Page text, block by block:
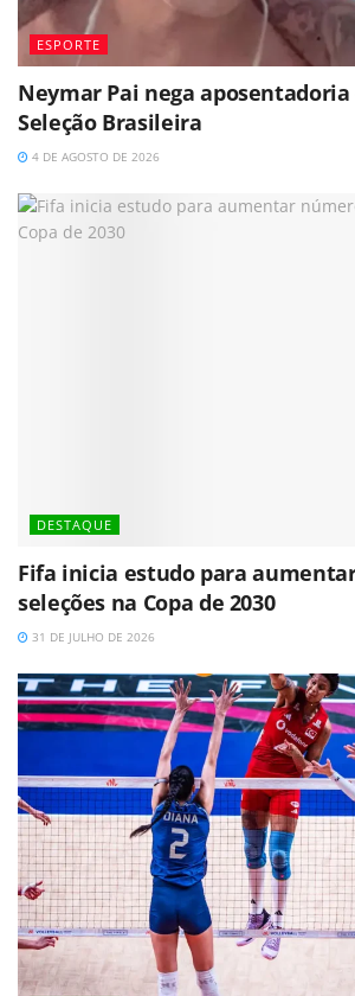
ESPORTE
Neymar Pai nega
Seleção Brasileira
4 DE AGOSTO DE 2026
DESTAQUE
Fifa inicia estudo para
seleções na Copa de 2030
31 DE JULHO DE 2026